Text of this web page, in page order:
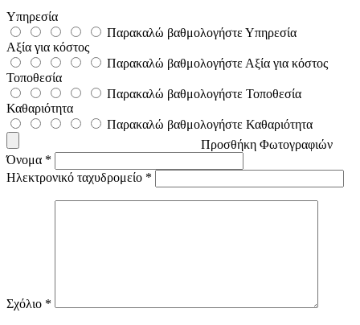
Υπηρεσία
Παρακαλώ βαθμολογήστε Υπηρεσία
Αξία για κόστος
Παρακαλώ βαθμολογήστε Αξία για κόστος
Τοποθεσία
Παρακαλώ βαθμολογήστε Τοποθεσία
Καθαριότητα
Παρακαλώ βαθμολογήστε Καθαριότητα
Προσθήκη Φωτογραφιών
Όνομα *
Ηλεκτρονικό ταχυδρομείο *
Σχόλιο *